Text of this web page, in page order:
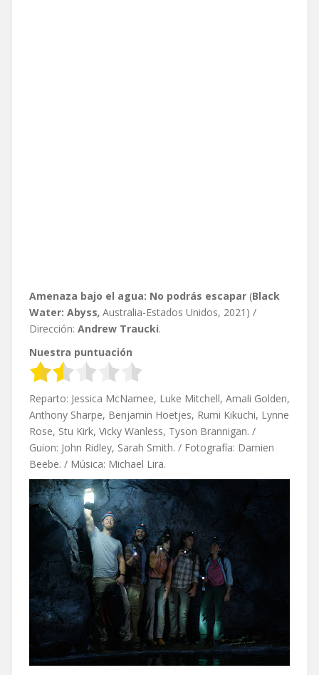
Amenaza bajo el agua: No podrás escapar (Black
Water: Abyss, Australia-Estados Unidos, 2021) /
Dirección: Andrew Traucki.
Nuestra puntuación
Reparto: Jessica McNamee, Luke Mitchell, Amali Golden,
Anthony Sharpe, Benjamin Hoetjes, Rumi Kikuchi, Lynne
Rose, Stu Kirk, Vicky Wanless, Tyson Brannigan. /
Guion: John Ridley, Sarah Smith. / Fotografía: Damien
Beebe. / Música: Michael Lira.